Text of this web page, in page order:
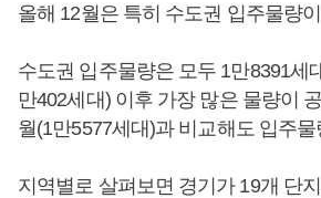
올해 12월은 특히 수도권 입주물량
수도권 입주물량은 모두 1만8391세
만402세대) 이후 가장 많은 물량이
월(1만5577세대)과 비교해도 입주
지역별로 살펴보면 경기가 19개 단